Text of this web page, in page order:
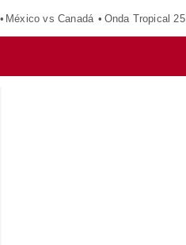
México vs Canadá Onda Tropical 25